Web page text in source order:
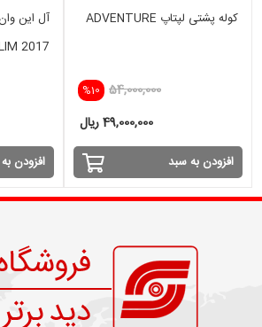
کوله پشتی لپتاپ ADVENTURE
%10 54,000,000
49,000,000 ریال
افزودن به سبد
2017
2 GB
افزودن